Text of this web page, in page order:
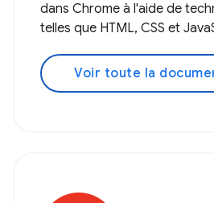
dans Chrome à l'aide de
telles que HTML, CSS et
Voir toute la